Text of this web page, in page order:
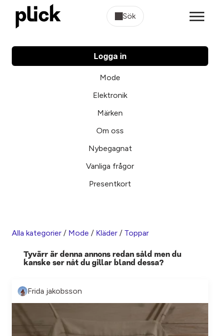
Sök
Logga in
Mode
Elektronik
Märken
Om oss
Nybegagnat
Vanliga frågor
Presentkort
Alla kategorier / Mode / Kläder / Toppar
Tyvärr är denna annons redan såld men du
kanske ser nåt du gillar bland dessa?
Frida jakobsson